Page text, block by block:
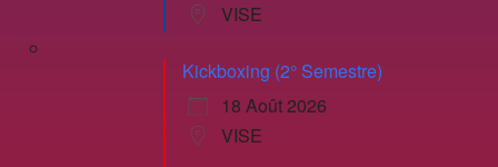
VISE
Kickboxing (2° Semestre)
18 Août 2026
VISE